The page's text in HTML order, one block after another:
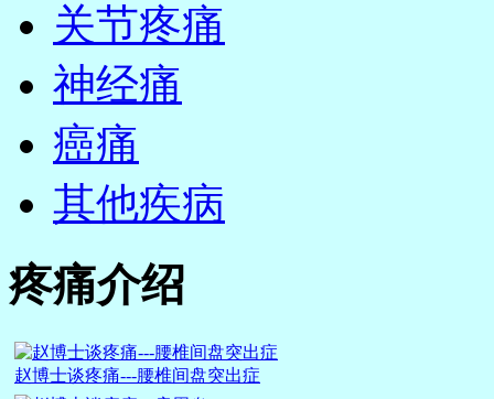
关节疼痛
神经痛
癌痛
其他疾病
疼痛介绍
赵博士谈疼痛---腰椎间盘突出症